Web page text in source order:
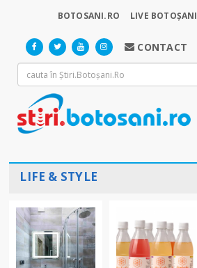
BOTOSANI.RO LIVE BOTOȘANI
CONTACT
LIFE & STYLE